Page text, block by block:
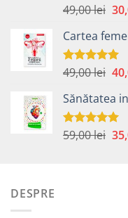
Evaluat la
49,00lei
a
fost:
Cartea
Evaluat la
49,00lei
a
fost:
Sănătatea
Evaluat la
59,00lei
DESPRE